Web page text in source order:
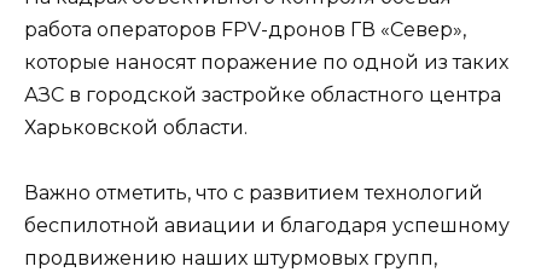
работа операторов FPV-дронов ГВ «Север»,
которые наносят поражение по одной из таких
АЗС в городской застройке областного центра
Харьковской области.
Важно отметить, что с развитием технологий
беспилотной авиации и благодаря успешному
продвижению наших штурмовых групп,